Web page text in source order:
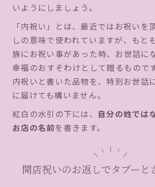
いようにしましょう。
「内祝い」とは、最近ではお祝いを
しの意味で使われていますが、もと
族にお祝い事があった時、お世話に
幸福のおすそわけとして贈るもので
内祝いと書いた品物を、特別お世話
に届けても構いません。
紅白の水引の下には、 自分の姓では
お店の名前を書きます。
開店祝いのお返しでタブーと